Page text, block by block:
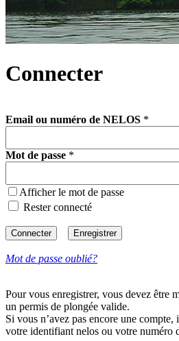
Connecter
Email ou numéro de NELOS *
Mot de passe *
Afficher le mot de passe
Rester connecté
Mot de passe oublié?
Pour vous enregistrer, vous devez être
un permis de plongée valide.
Si vous n’avez pas encore une
votre identifiant nelos ou votre numéro